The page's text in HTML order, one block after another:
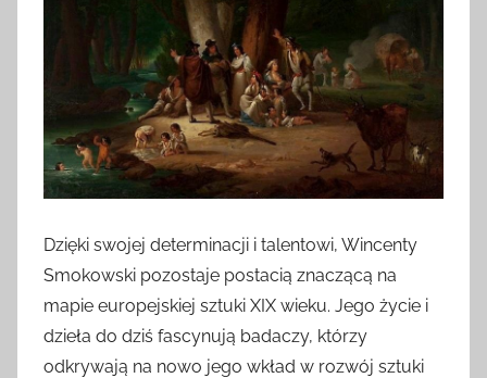
Dzięki swojej determinacji i talentowi, Wincenty
Smokowski pozostaje postacią znaczącą na
mapie europejskiej sztuki XIX wieku. Jego życie i
dzieła do dziś fascynują badaczy, którzy
odkrywają na nowo jego wkład w rozwój sztuki